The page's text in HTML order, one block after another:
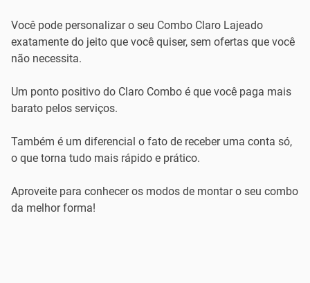
Você pode personalizar o seu Combo Claro Lajeado
exatamente do jeito que você quiser, sem ofertas que você
não necessita.
Um ponto positivo do Claro Combo é que você paga mais
barato pelos serviços.
Também é um diferencial o fato de receber uma conta só,
o que torna tudo mais rápido e prático.
Aproveite para conhecer os modos de montar o seu combo
da melhor forma!